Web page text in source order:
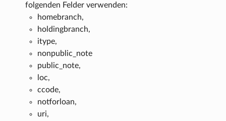
folgenden Felder verwenden:
homebranch,
holdingbranch,
itype,
nonpublic_note
public_note,
loc,
ccode,
notforloan,
uri,